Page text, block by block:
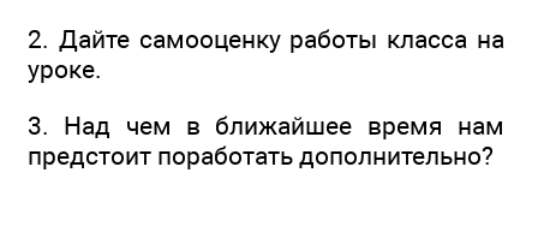
2. Дайте самооценку работы класса на
уроке.
3. Над чем в ближайшее время нам
предстоит поработать дополнительно?